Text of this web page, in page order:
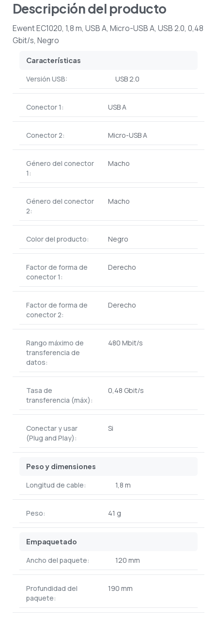
Descripción del producto
Ewent EC1020, 1,8 m, USB A, Micro-USB A, USB 2.0, 0,48
Gbit/s, Negro
Características
Versión USB: USB 2.0
Conector 1: USB A
Conector 2: Micro-USB A
Género del conector
1:
Macho
Género del conector
2:
Macho
Color del producto: Negro
Factor de forma de
conector 1:
Derecho
Factor de forma de
conector 2:
Derecho
Rango máximo de
transferencia de
datos:
480 Mbit/s
Tasa de
transferencia (máx):
0,48 Gbit/s
Conectar y usar
(Plug and Play):
Si
Peso y dimensiones
Longitud de cable: 1,8 m
Peso: 41 g
Empaquetado
Ancho del paquete: 120 mm
Profundidad del
paquete:
190 mm